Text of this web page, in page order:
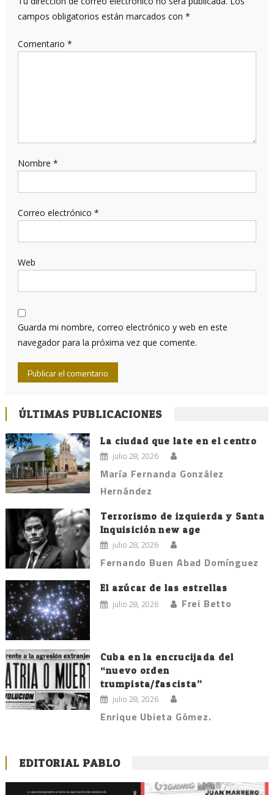
campos obligatorios están marcados con *
Comentario *
Nombre *
Correo electrónico *
Web
Guarda mi nombre, correo electrónico y web en este
navegador para la próxima vez que comente.
ÚLTIMAS PUBLICACIONES
La ciudad que late en el centro
julio 28, 2026
María Fernanda González
Hernández
Terrorismo de izquierda y Santa
Inquisición new age
julio 28, 2026
Fernando Buen Abad Domínguez
El azúcar de las estrellas
julio 28, 2026 Frei Betto
Cuba en la encrucijada del
“nuevo orden
trumpista/fascista”
julio 28, 2026
Enrique Ubieta Gómez.
EDITORIAL PABLO